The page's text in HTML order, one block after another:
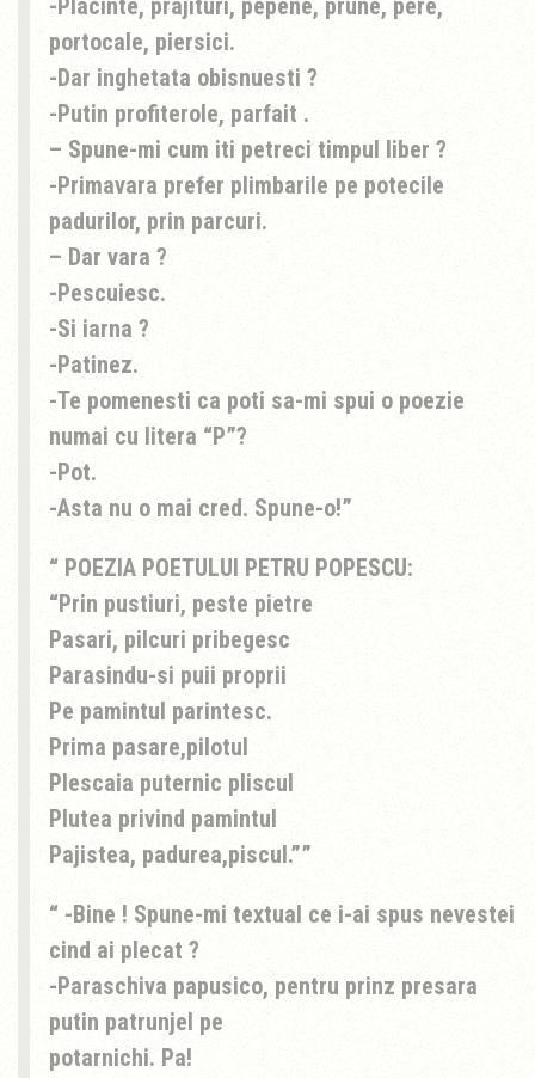
-Placinte, prajituri, pepene, prune, pere,
portocale, piersici.
-Dar inghetata obisnuesti ?
-Putin profiterole, parfait .
– Spune-mi cum iti petreci timpul liber ?
-Primavara prefer plimbarile pe potecile
padurilor, prin parcuri.
– Dar vara ?
-Pescuiesc.
-Si iarna ?
-Patinez.
-Te pomenesti ca poti sa-mi spui o poezie
numai cu litera “P”?
-Pot.
-Asta nu o mai cred. Spune-o!
POEZIA POETULUI PETRU POPESCU:
“Prin pustiuri, peste pietre
Pasari, pilcuri pribegesc
Parasindu-si puii proprii
Pe pamintul parintesc.
Prima pasare,pilotul
Plescaia puternic pliscul
Plutea privind pamintul
Pajistea, padurea,piscul.”
-Bine ! Spune-mi textual ce i-ai spus nevestei
cind ai plecat ?
-Paraschiva papusico, pentru prinz presara
putin patrunjel pe
potarnichi. Pa!